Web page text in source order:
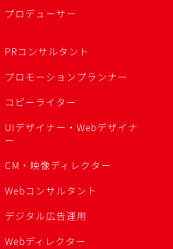
プロデューサー
PRコンサルタント
プロモーションプランナー
コピーライター
UIデザイナー・Webデザイナ
ー
CM・映像ディレクター
Webコンサルタント
デジタル広告運用
Webディレクター